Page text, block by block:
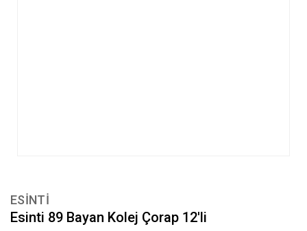
ESİNTİ
Esinti 89 Bayan Kolej Çorap 12'li